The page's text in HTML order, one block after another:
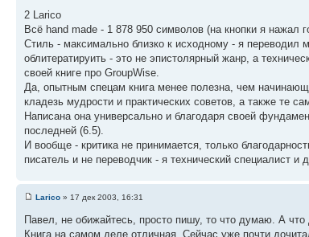
2 Larico
Всё hand made - 1 878 950 символов (на кнопки я нажал
Стиль - максимально близко к исходному - я переводил
облитератируить - это не эпистолярный жанр, а
своей книге про GroupWise.
Да, опытным спецам книга менее полезна, чем
кладезь мудрости и практических советов, а также те
Написана она универсально и благодаря своей
последней (6.5).
И вообще - критика не принимается, только
писатель и не переводчик - я технический специалист
Larico » 17 дек 2003, 16:31
Павел, не обижайтесь, просто пишу, то что думаю. А
Книга на самом деле отличная. Сейчас уже почти